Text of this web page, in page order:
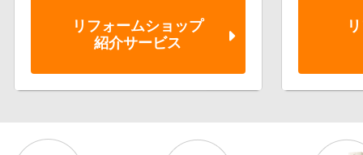
リフォームショップ
紹介サービス